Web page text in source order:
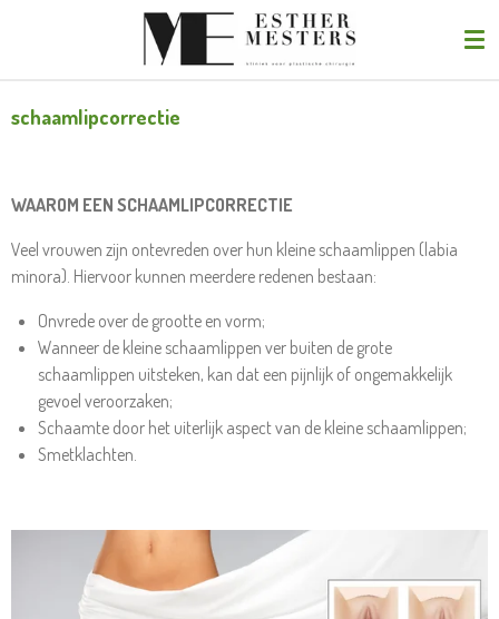
hoofdinhoud
schaamlipcorrectie
WAAROM EEN SCHAAMLIPCORRECTIE
Veel vrouwen zijn ontevreden over hun kleine schaamlippen (labia
minora). Hiervoor kunnen meerdere redenen bestaan:
Onvrede over de grootte en vorm;
Wanneer de kleine schaamlippen ver buiten de grote
schaamlippen uitsteken, kan dat een pijnlijk of ongemakkelijk
gevoel veroorzaken;
Schaamte door het uiterlijk aspect van de kleine schaamlippen;
Smetklachten.